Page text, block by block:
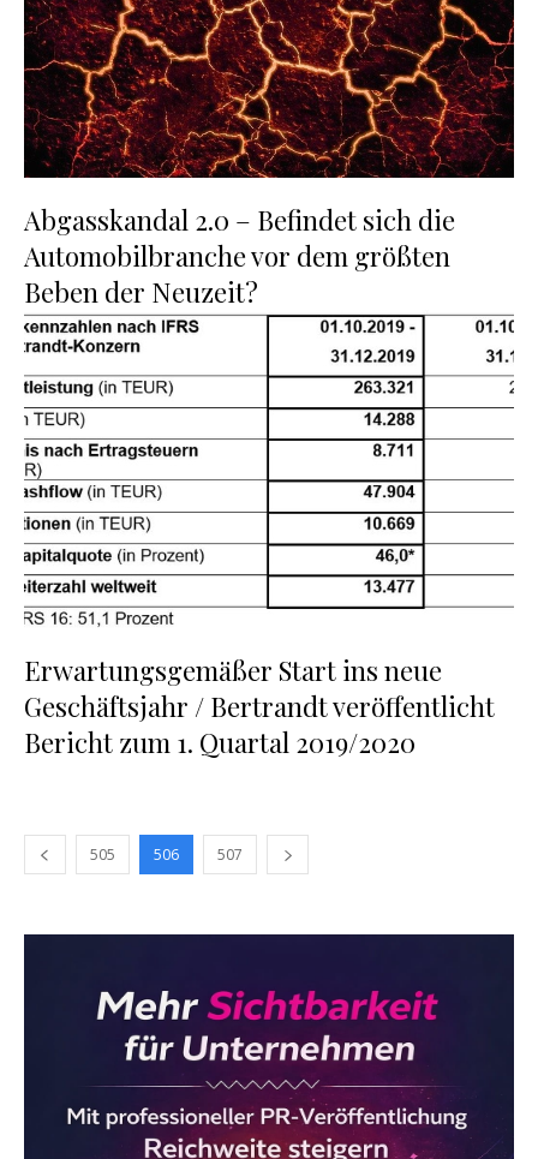
Abgasskandal 2.0 – Befindet sich die
Automobilbranche vor dem größten
Beben der Neuzeit?
Erwartungsgemäßer Start ins neue
Geschäftsjahr / Bertrandt veröffentlicht
Bericht zum 1. Quartal 2019/2020
505 506 507